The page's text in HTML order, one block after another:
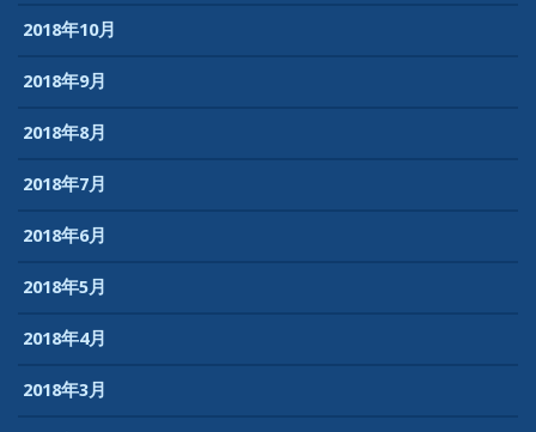
2018年10月
2018年9月
2018年8月
2018年7月
2018年6月
2018年5月
2018年4月
2018年3月